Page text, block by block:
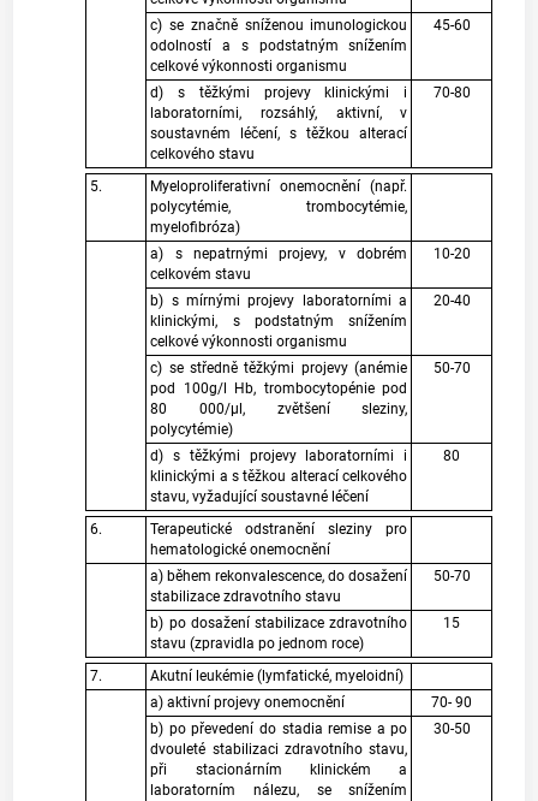
c) se značně sníženou imunologickou
odolností a s podstatným snížením
celkové výkonnosti organismu
45-60
d) s těžkými projevy klinickými i
laboratorními, rozsáhlý, aktivní, v
soustavném léčení, s těžkou alterací
celkového stavu
70-80
5.
Myeloproliferativní onemocnění (např.
polycytémie, trombocytémie,
myelofibróza)
a) s nepatrnými projevy, v dobrém
celkovém stavu
10-20
b) s mírnými projevy laboratorními a
klinickými, s podstatným snížením
celkové výkonnosti organismu
20-40
c) se středně těžkými projevy (anémie
pod 100g/l Hb, trombocytopénie pod
80 000/μl, zvětšení sleziny,
polycytémie)
50-70
d) s těžkými projevy laboratorními i
klinickými a s těžkou alterací celkového
stavu, vyžadující soustavné léčení
80
6.
Terapeutické odstranění sleziny pro
hematologické onemocnění
a) během rekonvalescence, do dosažení
stabilizace zdravotního stavu
50-70
b) po dosažení stabilizace zdravotního
stavu (zpravidla po jednom roce)
15
7.
Akutní leukémie (lymfatické, myeloidní)
a) aktivní projevy onemocnění
70- 90
b) po převedení do stadia remise a po
dvouleté stabilizaci zdravotního stavu,
při stacionárním klinickém a
laboratorním nálezu, se snížením
30-50